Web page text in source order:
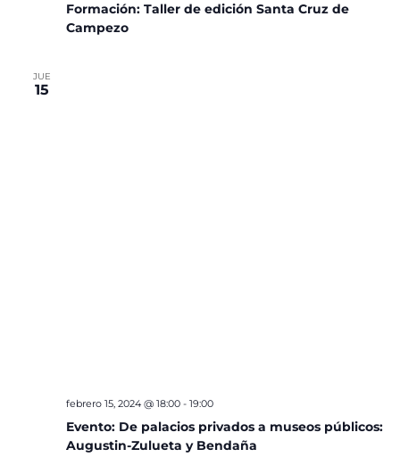
Formación: Taller de edición Santa Cruz de
Campezo
JUE
15
Evento: De palacios privados a museos públicos:
Augustin-Zulueta y Bendaña
febrero 15, 2024 @ 18:00- 19:00